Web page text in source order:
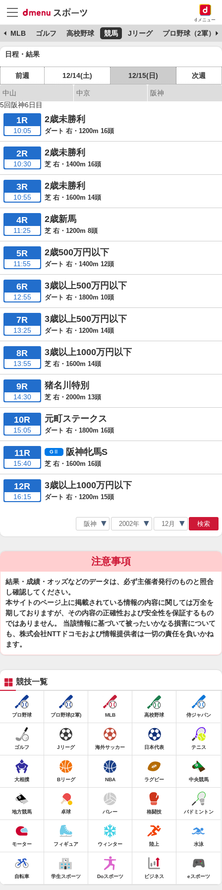
dメニュー
MLB ゴルフ 高校野球 競馬 Jリーグ プロ野球（2軍）
日程・結果
前週 12/14(土) 12/15(日) 次週
中山 中京
阪神
5回阪神6日目
1R
10:05
2歳未勝利
ダート 右・1200m 16頭
2R
10:30
2歳未勝利
芝 右・1400m 16頭
3R
10:55
2歳未勝利
芝 右・1600m 14頭
4R
11:25
2歳新馬
芝 右・1200m 8頭
5R
11:55
2歳500万円以下
ダート 右・1400m 12頭
6R
12:55
3歳以上500万円以下
ダート 右・1800m 10頭
7R
13:25
3歳以上500万円以下
ダート 右・1200m 14頭
8R
13:55
3歳以上1000万円以下
芝 右・1600m 14頭
9R
14:30
猪名川特別
芝 右・2000m 13頭
10R
15:05
元町ステークス
ダート 右・1800m 16頭
11R
15:40
阪神牝馬S
芝 右・1600m 16頭
12R
16:15
3歳以上1000万円以下
ダート 右・1200m 15頭
検索
注意事項
結果・成績・オッズなどのデータは、必ず主催者発行のものと照合
し確認してください。
本サイトのページ上に掲載されている情報の内容に関しては万全を
期しておりますが、その内容の正確性および安全性を保証するもの
ではありません。 当該情報に基づいて被ったいかなる損害について
も、株式会社NTTドコモおよび情報提供者は一切の責任を負いかね
ます。
競技一覧
プロ野球 プロ野球(2軍) MLB 高校野球 侍ジャパン
ゴルフ Jリーグ 海外サッカー 日本代表 テニス
大相撲 Bリーグ NBA ラグビー 中央競馬
地方競馬 卓球 バレー 格闘技 バドミントン
モーター フィギュア ウィンター 陸上 水泳
自転車 学生スポーツ Doスポーツ ビジネス eスポーツ